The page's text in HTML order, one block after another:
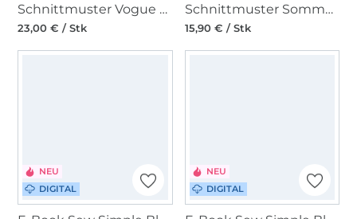
Schnittmuster Vogue 8689 Bluse
23,00 € / Stk
Schnittmuster Sommer-Tunika & Trägerkleid, Burda 7390
15,90 € / Stk
NEU
DIGITAL
NEU
DIGITAL